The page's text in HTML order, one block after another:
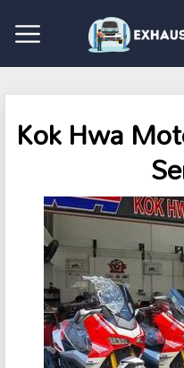
Kok Hwa